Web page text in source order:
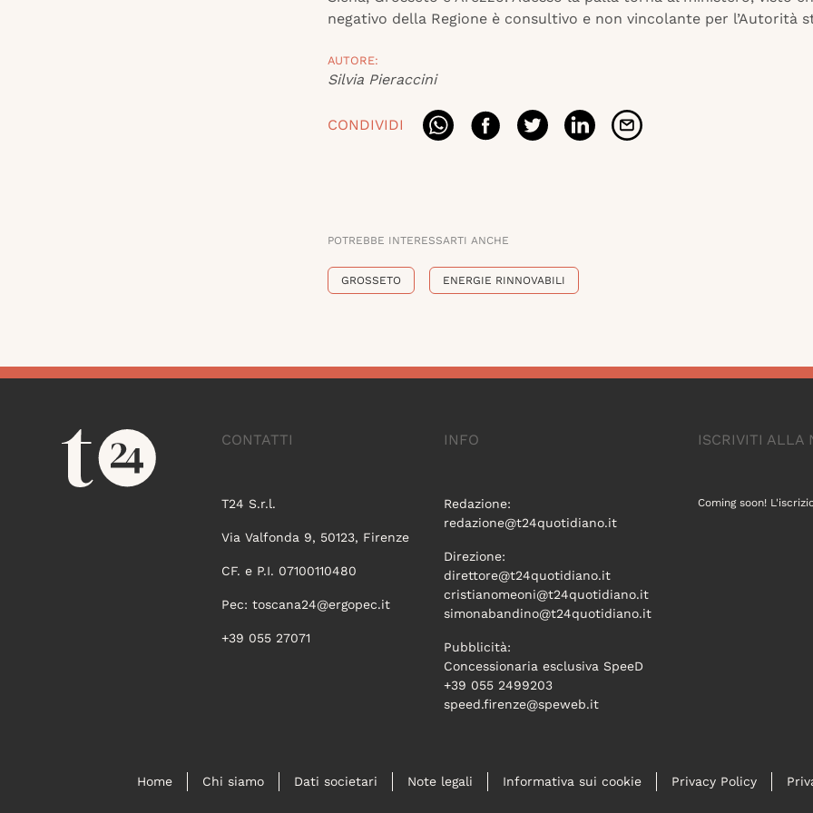
negativo della Regione è consultivo e non vincolante per l’Autorità
AUTORE:
Silvia Pieraccini
CONDIVIDI
POTREBBE INTERESSARTI ANCHE
GROSSETO ENERGIE RINNOVABILI
CONTATTI
T24 S.r.l.
Via Valfonda 9, 50123, Firenze
CF. e P.I. 07100110480
Pec: toscana24@ergopec.it
+39 055 27071
INFO
Redazione:
redazione@t24quotidiano.it
Direzione:
direttore@t24quotidiano.it
cristianomeoni@t24quotidiano.it
simonabandino@t24quotidiano.it
Pubblicità:
Concessionaria esclusiva SpeeD
+39 055 2499203
speed.firenze@speweb.it
ISCRIVITI ALLA
Coming soon!
Home Chi siamo Dati societari Note legali Informativa sui cookie Privacy Policy